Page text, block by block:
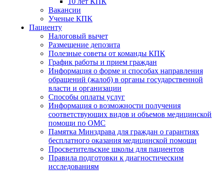
Вакансии
Ученые КПК
Пациенту
Налоговый вычет
Размещение депозита
Полезные советы от команды КПК
График работы и прием граждан
Информация о форме и способах направления
обращений (жалоб) в органы государственной
власти и организации
Способы оплаты услуг
Информация о возможности получения
соответствующих видов и объемов медицинской
помощи по ОМС
Памятка Минздрава для граждан о гарантиях
бесплатного оказания медицинской помощи
Просветительские школы для пациентов
Правила подготовки к диагностическим
исследованиям